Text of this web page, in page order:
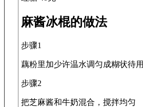
麻酱冰棍的做法
步骤1
藕粉里加少许温水调匀成糊状待用
步骤2
把芝麻酱和牛奶混合，搅拌均匀